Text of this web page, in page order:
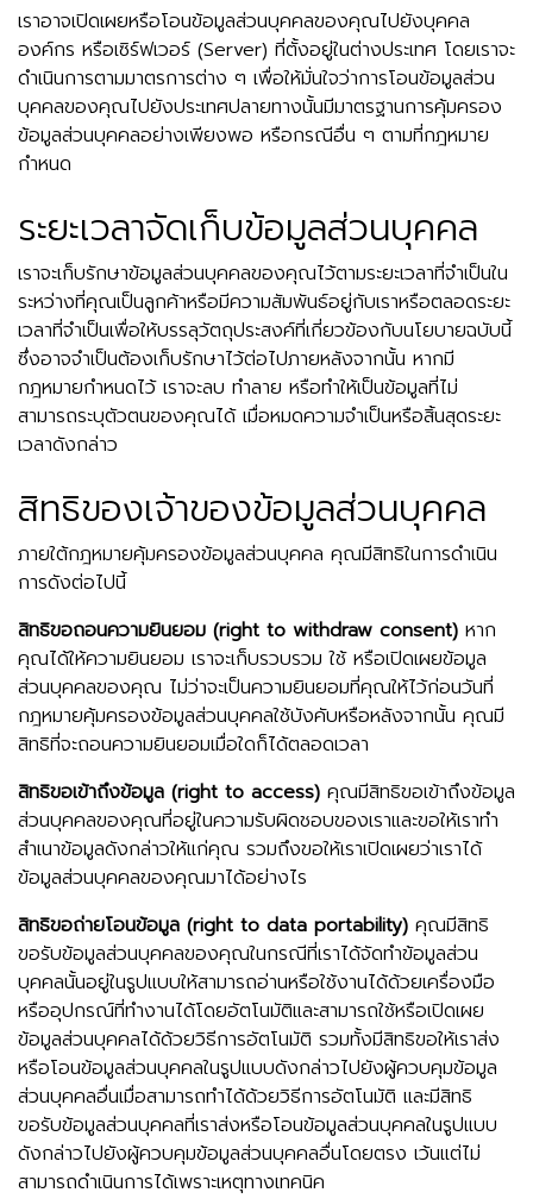
เราอาจเปิดเผยหรือโอนข้อมูลส่วนบุคคลของคุณไปยังบุคคล
องค์กร หรือเซิร์ฟเวอร์ (Server) ที่ตั้งอยู่ในต่างประเทศ โดยเราจะ
ดำเนินการตามมาตรการต่าง ๆ เพื่อให้มั่นใจว่าการโอนข้อมูลส่วน
บุคคลของคุณไปยังประเทศปลายทางนั้นมีมาตรฐานการคุ้มครอง
ข้อมูลส่วนบุคคลอย่างเพียงพอ หรือกรณีอื่น ๆ ตามที่กฎหมาย
กำหนด
ระยะเวลาจัดเก็บข้อมูลส่วนบุคคล
เราจะเก็บรักษาข้อมูลส่วนบุคคลของคุณไว้ตามระยะเวลาที่จำเป็นใน
ระหว่างที่คุณเป็นลูกค้าหรือมีความสัมพันธ์อยู่กับเราหรือตลอดระยะ
เวลาที่จำเป็นเพื่อให้บรรลุวัตถุประสงค์ที่เกี่ยวข้องกับนโยบายฉบับนี้
ซึ่งอาจจำเป็นต้องเก็บรักษาไว้ต่อไปภายหลังจากนั้น หากมี
กฎหมายกำหนดไว้ เราจะลบ ทำลาย หรือทำให้เป็นข้อมูลที่ไม่
สามารถระบุตัวตนของคุณได้ เมื่อหมดความจำเป็นหรือสิ้นสุดระยะ
เวลาดังกล่าว
สิทธิของเจ้าของข้อมูลส่วนบุคคล
ภายใต้กฎหมายคุ้มครองข้อมูลส่วนบุคคล คุณมีสิทธิในการดำเนิน
การดังต่อไปนี้
สิทธิขอถอนความยินยอม (right to withdraw consent) หาก
คุณได้ให้ความยินยอม เราจะเก็บรวบรวม ใช้ หรือเปิดเผยข้อมูล
ส่วนบุคคลของคุณ ไม่ว่าจะเป็นความยินยอมที่คุณให้ไว้ก่อนวันที่
กฎหมายคุ้มครองข้อมูลส่วนบุคคลใช้บังคับหรือหลังจากนั้น คุณมี
สิทธิที่จะถอนความยินยอมเมื่อใดก็ได้ตลอดเวลา
สิทธิขอเข้าถึงข้อมูล (right to access) คุณมีสิทธิขอเข้าถึงข้อมูล
ส่วนบุคคลของคุณที่อยู่ในความรับผิดชอบของเราและขอให้เราทำ
สำเนาข้อมูลดังกล่าวให้แก่คุณ รวมถึงขอให้เราเปิดเผยว่าเราได้
ข้อมูลส่วนบุคคลของคุณมาได้อย่างไร
สิทธิขอถ่ายโอนข้อมูล (right to data portability) คุณมีสิทธิ
ขอรับข้อมูลส่วนบุคคลของคุณในกรณีที่เราได้จัดทำข้อมูลส่วน
บุคคลนั้นอยู่ในรูปแบบให้สามารถอ่านหรือใช้งานได้ด้วยเครื่องมือ
หรืออุปกรณ์ที่ทำงานได้โดยอัตโนมัติและสามารถใช้หรือเปิดเผย
ข้อมูลส่วนบุคคลได้ด้วยวิธีการอัตโนมัติ รวมทั้งมีสิทธิขอให้เราส่ง
หรือโอนข้อมูลส่วนบุคคลในรูปแบบดังกล่าวไปยังผู้ควบคุมข้อมูล
ส่วนบุคคลอื่นเมื่อสามารถทำได้ด้วยวิธีการอัตโนมัติ และมีสิทธิ
ขอรับข้อมูลส่วนบุคคลที่เราส่งหรือโอนข้อมูลส่วนบุคคลในรูปแบบ
ดังกล่าวไปยังผู้ควบคุมข้อมูลส่วนบุคคลอื่นโดยตรง เว้นแต่ไม่
สามารถดำเนินการได้เพราะเหตุทางเทคนิค